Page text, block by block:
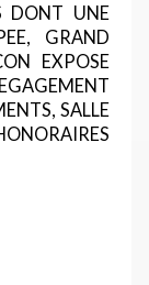
DONT UNE
GRAND
EXPOSE
SALLE